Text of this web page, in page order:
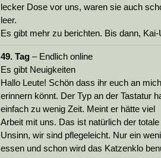
lecker Dose vor uns, waren sie auch
leer.
Es gibt mehr zu berichten. Bis dann, Kai-
49. Tag – Endlich online
Es gibt Neuigkeiten
Hallo Leute! Schön dass ihr euch an mich
erinnern könnt. Der Typ an der Tastatur
einfach zu wenig Zeit. Meint er hätte viel
Arbeit mit uns. Das ist natürlich der totale
Unsinn, wir sind pflegeleicht. Nur ein
essen und schon wird das Katzenklo